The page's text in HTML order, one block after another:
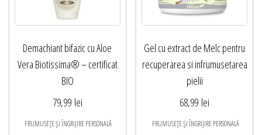
Demachiant bifazic cu Aloe
Vera Biotissima® – certificat
BIO
79,99 lei
FRUMUSEȚE ȘI ÎNGRIJIRE PERSONALĂ
Gel cu extract de Melc pentru
recuperarea si infrumusetarea
pielii
68,99 lei
FRUMUSEȚE ȘI ÎNGRIJIRE PERSONALĂ